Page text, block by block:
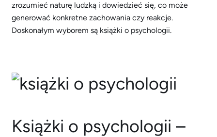
zrozumieć naturę ludzką i dowiedzieć się, co może
generować konkretne zachowania czy reakcje.
Doskonałym wyborem są książki o psychologii.
Książki o psychologii –